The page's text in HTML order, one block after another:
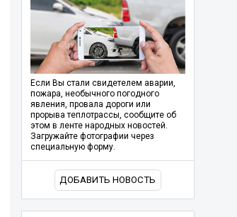
Если Вы стали свидетелем аварии,
пожара, необычного погодного
явления, провала дороги или
прорыва теплотрассы, сообщите об
этом в ленте народных новостей.
Загружайте фотографии через
специальную форму.
ДОБАВИТЬ НОВОСТЬ